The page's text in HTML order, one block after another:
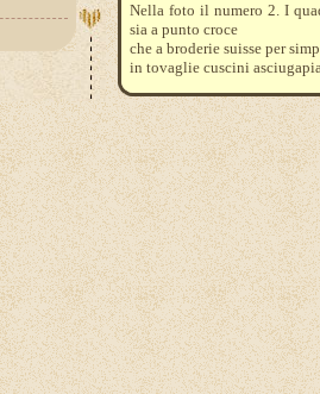
Nella foto il numero 2. I
sia a punto croce
che a broderie suisse per
in tovaglie cuscini
l'ordine quantità 3 = 30 cm.
Per qualche idea vedi
http://iltelaiopovolaro.over-